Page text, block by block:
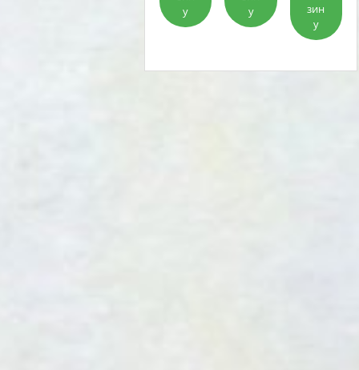
у
у
зин
у